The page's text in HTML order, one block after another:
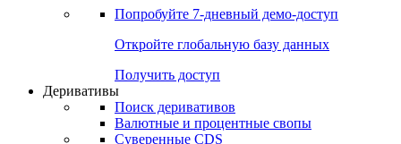
Попробуйте 7-дневный демо-доступ
Откройте глобальную базу данных
Получить доступ
Деривативы
Поиск деривативов
Валютные и процентные свопы
Суверенные CDS